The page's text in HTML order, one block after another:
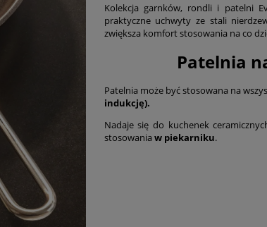
Kolekcja garnków, rondli i patelni
praktyczne uchwyty ze stali
zwiększa komfort stosowania na co
Patelnia
Patelnia może być stosowana na
indukcję).
Nadaje się do kuchenek
stosowania w piekarniku.